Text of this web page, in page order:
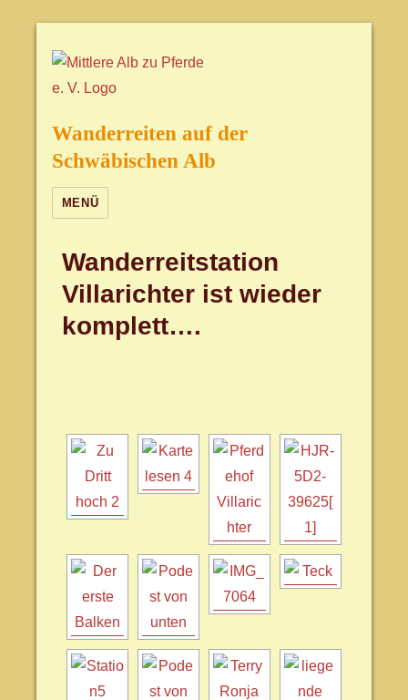
Wanderreiten auf der
Schwäbischen Alb
MENÜ
Wanderreitstation
Villarichter ist wieder
komplett….